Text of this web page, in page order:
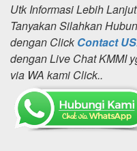
Utk Informasi Lebih
Tanyakan Silahkan
dengan ClickContact
dengan Live Chat KMMI
via WA kami Click..